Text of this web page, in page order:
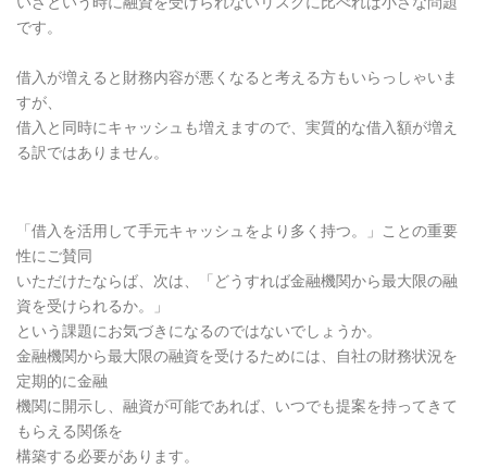
です。
借入が増えると財務内容が悪くなると考える方もいらっしゃいま
すが、
借入と同時にキャッシュも増えますので、実質的な借入額が増え
る訳ではありません。
「借入を活用して手元キャッシュをより多く持つ。」ことの重要
性にご賛同
いただけたならば、次は、「どうすれば金融機関から最大限の融
資を受けられるか。」
という課題にお気づきになるのではないでしょうか。
金融機関から最大限の融資を受けるためには、自社の財務状況を
定期的に金融
機関に開示し、融資が可能であれば、いつでも提案を持ってきて
もらえる関係を
構築する必要があります。